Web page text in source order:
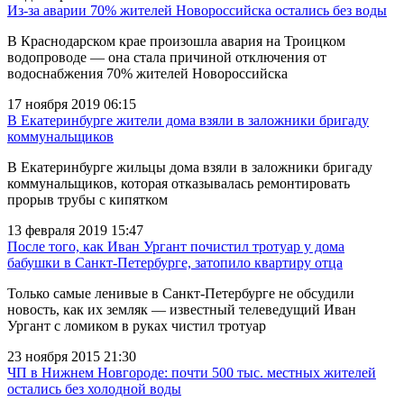
Из-за аварии 70% жителей Новороссийска остались без воды
В Краснодарском крае произошла авария на Троицком
водопроводе — она стала причиной отключения от
водоснабжения 70% жителей Новороссийска
17 ноября 2019 06:15
В Екатеринбурге жители дома взяли в заложники бригаду
коммунальщиков
В Екатеринбурге жильцы дома взяли в заложники бригаду
коммунальщиков, которая отказывалась ремонтировать
прорыв трубы с кипятком
13 февраля 2019 15:47
После того, как Иван Ургант почистил тротуар у дома
бабушки в Санкт-Петербурге, затопило квартиру отца
Только самые ленивые в Санкт-Петербурге не обсудили
новость, как их земляк — известный телеведущий Иван
Ургант с ломиком в руках чистил тротуар
23 ноября 2015 21:30
ЧП в Нижнем Новгороде: почти 500 тыс. местных жителей
остались без холодной воды